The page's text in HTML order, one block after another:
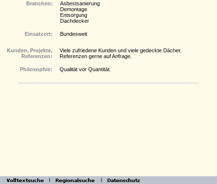
Branchen:
Asbestsanierung
Demontage
Entsorgung
Dachdecker
Einsatzort: Bundesweit
Kunden, Projekte,
Referenzen:
Viele zufriedene Kunden und viele gedeckte Dächer.
Referenzen gerne auf Anfrage.
Philosophie: Qualität vor Quantität.